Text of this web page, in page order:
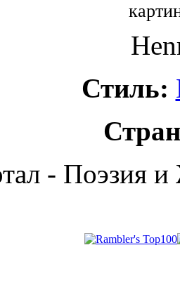
Стиль:
- Поэзия